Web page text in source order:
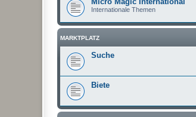
Internationale Themen
MARKTPLATZ
Suche
Biete